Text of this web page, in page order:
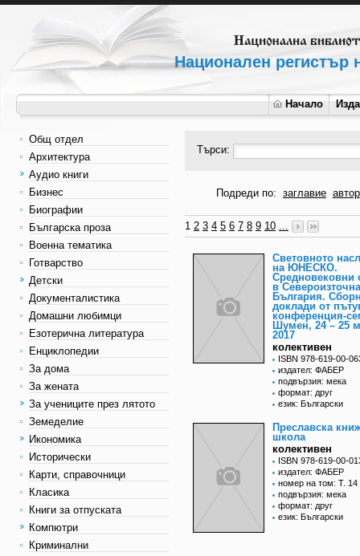
Национален регистър
Начало
Общ отдел
Архитектура
Аудио книги
Бизнес
Биографии
Българска проза
Военна тематика
Готварство
Детски
Документалистика
Домашни любимци
Езотерична литература
Енциклопедии
За дома
За жената
За учениците през лятото
Земеделие
Икономика
Исторически
Карти, справочници
Класика
Книги за отпуската
Компютри
Криминални
Търси:
Подреди по: заглавие автор
1 2 3 4 5 6 7 8 9 10 ...
Световното
на ЮНЕСКО.
Средновековни
в Североизточна
България.
доклади от
конференция-
Шумен, 24 – 25
2017
колективен
ISBN 978-619-00-
издател: ФАБЕР
подвързия: мека
формат: друг
език: Български
Преславска
школа
колективен
ISBN 978-619-00-
издател: ФАБЕР
номер на том: Т. 14
подвързия: мека
формат: друг
език: Български